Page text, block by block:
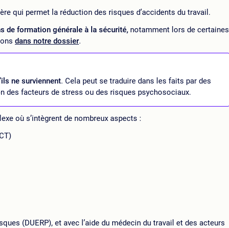
qui permet la réduction des risques d’accidents du travail.
de formation générale à la sécurité, notamment lors de certaines
dans notre dossier.
ne surviennent. Cela peut se traduire dans les faits par des
des facteurs de stress ou des risques psychosociaux.
où s’intègrent de nombreux aspects :
(DUERP), et avec l’aide du médecin du travail et des acteurs